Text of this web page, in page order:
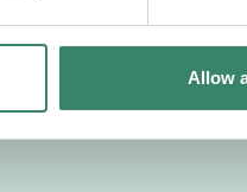
Allow